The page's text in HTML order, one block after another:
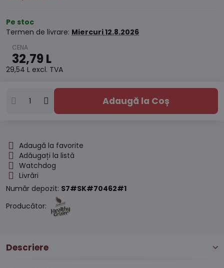
Pe stoc
Termen de livrare: Miercuri12.8.2026
32,79 L
29,54 L excl. TVA
Adaugă la Coș
Adaugă la favorite
Adăugați la listă
Watchdog
Livrări
Număr depozit: S7#SK#70462#1
Producător:
Descriere